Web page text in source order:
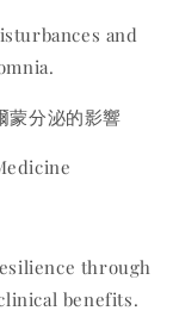
and
蒙分泌的影響
through
benefits.